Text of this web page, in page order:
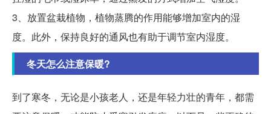
3、放置盆栽植物，植物蒸腾的作用能够增加室内的湿
度。此外，保持良好的通风也有助于调节室内湿度。
冬天怎么注意保暖?
到了寒冬，无论是小孩老人，还是年轻力壮的青年，都需